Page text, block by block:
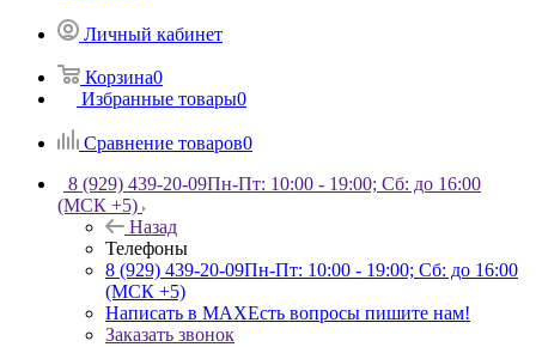
Личный кабинет
Корзина0
Избранные товары0
Сравнение товаров0
8 (929) 439-20-09Пн-Пт: 10:00 - 19:00; Сб: до 16:00
(МСК +5)
Назад
Телефоны
8 (929) 439-20-09Пн-Пт: 10:00 - 19:00; Сб: до 16:00
(МСК +5)
Написать в MAXЕсть вопросы пишите нам!
Заказать звонок